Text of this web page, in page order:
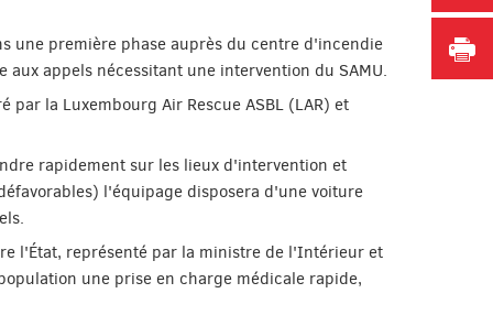
une première phase auprès du centre d'incendie
appels nécessitant une intervention du SAMU.
la Luxembourg Air Rescue ASBL (LAR) et
rapidement sur les lieux d'intervention et
l'équipage disposera d'une voiture
l'État, représenté par la ministre de l'Intérieur et
une prise en charge médicale rapide,